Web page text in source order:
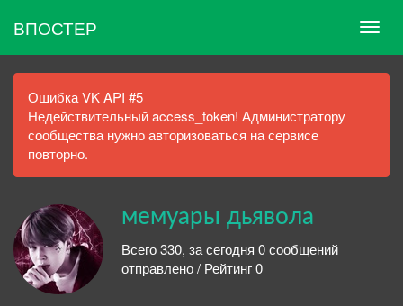
ВПОСТЕР
Ошибка VK API #5
Недействительный access_token! Администратору
сообщества нужно авторизоваться на сервисе
повторно.
мемуары дьявола
Всего 330, за сегодня 0 сообщений
отправлено / Рейтинг 0